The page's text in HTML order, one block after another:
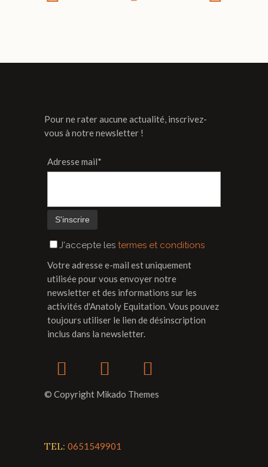
Pour ne rater aucune actualité, inscrivez-
vous à notre newsletter !
Adresse mail*
J'accepte les termes et conditions
Votre adresse e-mail est uniquement
utilisée pour vous envoyer notre
newsletter et des informations sur les
activités d'Anatoly Equitation. Vous pouvez
toujours utiliser le lien de désinscription
inclus dans la newsletter.
© Copyright Mikado Themes
TEL: 0651549901